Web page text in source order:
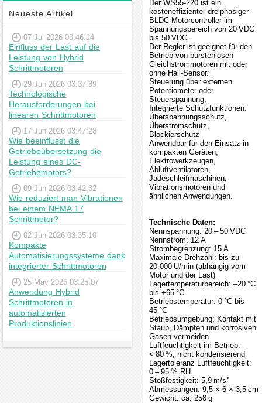
Neueste Artikel
07 Jul 2026 03:46:14
Einfluss der Last auf die
Leistung von Hybrid
Schrittmotoren
29 Jun 2026 03:37:39
Technologische
Herausforderungen bei
linearen Schrittmotoren
17 Jun 2026 03:47:28
Wie beeinflusst die
Getriebeübersetzung die
Leistung eines DC-
Getriebemotors?
09 Jun 2026 03:42:32
Wie reduziert man Vibrationen
bei einem NEMA 17
Schrittmotor?
02 Jun 2026 03:35:10
Kompakte
Automatisierungssysteme dank
integrierter Schrittmotoren
25 May 2026 03:25:07
Anwendung Hybrid
Schrittmotoren in
automatisierten
Produktionslinien
Der WS55-220 ist ein
kosteneffizienter dreiphasiger
BLDC-Motorcontroller im
Spannungsbereich von 20 VDC
bis 50 VDC.
Der Regler ist geeignet für den
Betrieb von bürstenlosen
Gleichstrommotoren mit oder
ohne Hall-Sensor.
Steuerung über externen
Potentiometer oder
Steuerspannung;
Integrierte Schutzfunktionen:
Überspannungsschutz,
Überstromschutz,
Blockierschutz
Anwendbar für den Einsatz in
kompakten Geräten,
Elektrowerkzeugen,
Abluftventilatoren,
Jadeschleifmaschinen,
Vibrationsmotoren und
ähnlichen Anwendungen.
Technische Daten:
Nennspannung: 20 – 50 VDC
Nennstrom: 12 A
Strombegrenzung: 15 A
Maximale Drehzahl: bis zu
20.000 U/min (abhängig vom
Motor und der Last)
Lagertemperaturbereich: –20 °C
bis +65 °C
Betriebstemperatur: 0 °C bis
45 °C
Betriebsumgebung: Kontakt mit
Staub, Dämpfen und korrosiven
Gasen vermeiden
Luftfeuchtigkeit im Betrieb:
< 80 %, nicht kondensierend
Lagertoleranz Luftfeuchtigkeit:
0 – 95 % RH
Stoßfestigkeit: 5,9 m/s²
Abmessungen: 9,5 × 6 × 3,5 cm
Gewicht: ca. 258 g